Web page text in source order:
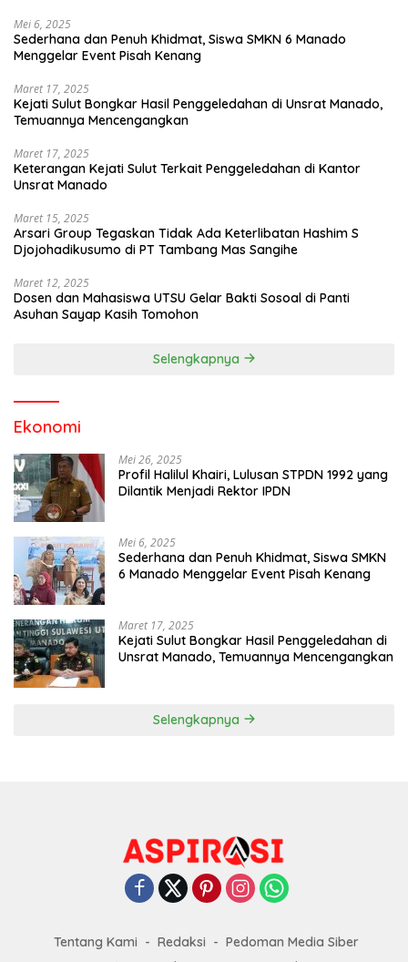
Mei 6, 2025
Sederhana dan Penuh Khidmat, Siswa SMKN 6 Manado
Menggelar Event Pisah Kenang
Maret 17, 2025
Kejati Sulut Bongkar Hasil Penggeledahan di Unsrat Manado,
Temuannya Mencengangkan
Maret 17, 2025
Keterangan Kejati Sulut Terkait Penggeledahan di Kantor
Unsrat Manado
Maret 15, 2025
Arsari Group Tegaskan Tidak Ada Keterlibatan Hashim S
Djojohadikusumo di PT Tambang Mas Sangihe
Maret 12, 2025
Dosen dan Mahasiswa UTSU Gelar Bakti Sosoal di Panti
Asuhan Sayap Kasih Tomohon
Selengkapnya
Ekonomi
Mei 26, 2025
Profil Halilul Khairi, Lulusan STPDN 1992 yang
Dilantik Menjadi Rektor IPDN
Mei 6, 2025
Sederhana dan Penuh Khidmat, Siswa SMKN
6 Manado Menggelar Event Pisah Kenang
Maret 17, 2025
Kejati Sulut Bongkar Hasil Penggeledahan di
Unsrat Manado, Temuannya Mencengangkan
Selengkapnya
Tentang Kami Redaksi
Pedoman Media Siber